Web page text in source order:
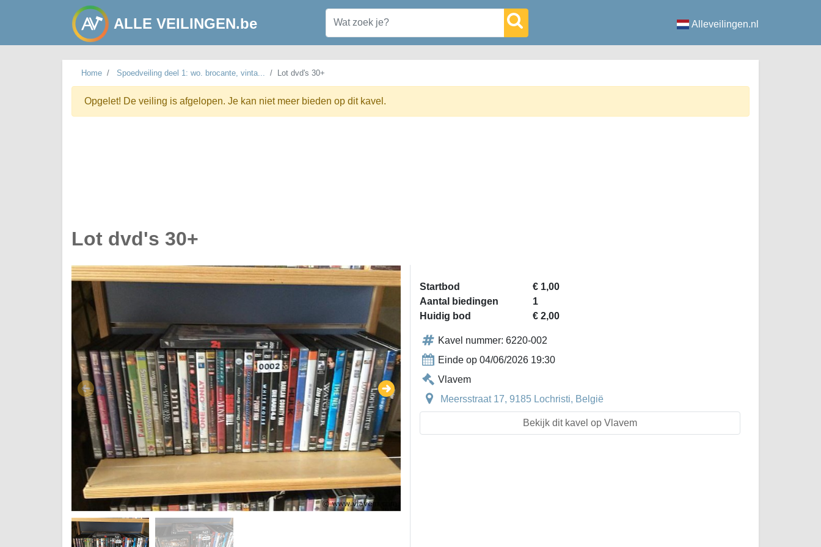
ALLE VEILINGEN.be Alleveilingen.nl
Home Spoedveiling deel 1: wo. brocante, vinta... Lot dvd's 30+
Opgelet! De veiling is afgelopen. Je kan niet meer bieden op dit kavel.
Lot dvd's 30+
Startbod
€ 1,00
Aantal biedingen
1
Huidig bod
€ 2,00
Kavel nummer: 6220-002
Einde op 04/06/2026 19:30
Vlavem
Meersstraat 17, 9185 Lochristi, België
Bekijk dit kavel op Vlavem